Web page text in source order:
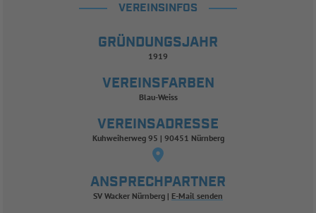
VEREINSINFOS
GRÜNDUNGSJAHR
1919
VEREINSFARBEN
Blau-Weiss
VEREINSADRESSE
Kuhweiherweg 95 | 90451 Nürnberg
ANSPRECHPARTNER
SV Wacker Nürnberg E-Mail senden